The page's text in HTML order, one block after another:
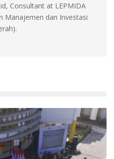
Consultant at LEPMIDA
Manajemen dan Investasi